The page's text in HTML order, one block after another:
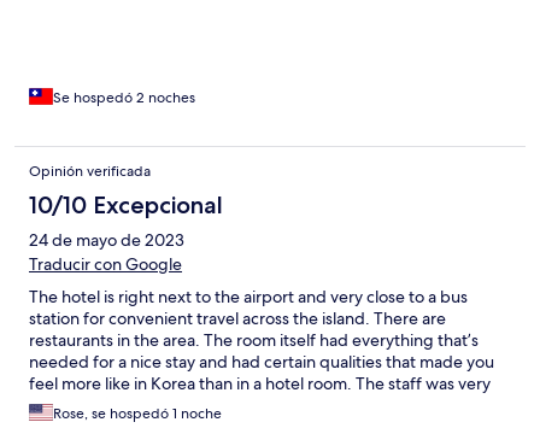
Se hospedó 2 noches
Opinión verificada
10/10 Excepcional
24 de mayo de 2023
Traducir con Google
The hotel is right next to the airport and very close to a bus
station for convenient travel across the island. There are
restaurants in the area. The room itself had everything that’s
needed for a nice stay and had certain qualities that made you
feel more like in Korea than in a hotel room. The staff was very
nice and accommodating and the hotel was very easy to find.
Rose, se hospedó 1 noche